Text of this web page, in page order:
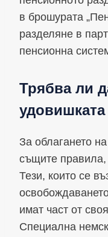
в брошурата
разделяне в
пенсионна
Трябва ли
За облагането
същите правила,
Тези, които се
имат част от
Специална